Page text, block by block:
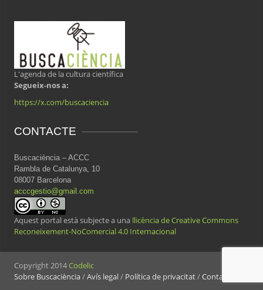
L'agenda de la cultura científica
Segueix-nos a:
https://x.com/buscaciencia
CONTACTE
Buscaciència – ACCC
Rambla de Catalunya, 10
08007 Barcelona
acccgestio@gmail.com
Aquest portal està subjecte a una llicència de Creative Commons
Reconeixement-NoComercial 4.0 Internacional
Copyright 2014Codelic
Sobre Buscaciència/Avís legal/ Política de privacitat/Contacte